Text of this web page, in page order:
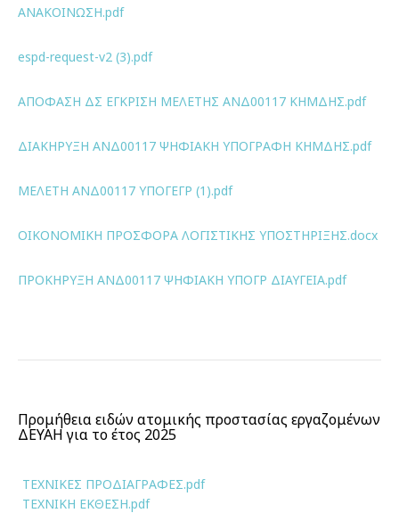
ΑΝΑΚΟΙΝΩΣΗ.pdf
espd-request-v2 (3).pdf
ΑΠΟΦΑΣΗ ΔΣ ΕΓΚΡΙΣΗ ΜΕΛΕΤΗΣ ΑΝΔ00117 ΚΗΜΔΗΣ.pdf
ΔΙΑΚΗΡΥΞΗ ΑΝΔ00117 ΨΗΦΙΑΚΗ ΥΠΟΓΡΑΦΗ ΚΗΜΔΗΣ.pdf
ΜΕΛΕΤΗ ΑΝΔ00117 ΥΠΟΓΕΓΡ (1).pdf
ΟΙΚΟΝΟΜΙΚΗ ΠΡΟΣΦΟΡΑ ΛΟΓΙΣΤΙΚΗΣ ΥΠΟΣΤΗΡΙΞΗΣ.docx
ΠΡΟΚΗΡΥΞΗ ΑΝΔ00117 ΨΗΦΙΑΚΗ ΥΠΟΓΡ ΔΙΑΥΓΕΙΑ.pdf
Προμήθεια ειδών ατομικής προστασίας εργαζομένων
ΔΕΥΑΗ για το έτος 2025
ΤΕΧΝΙΚΕΣ ΠΡΟΔΙΑΓΡΑΦΕΣ.pdf
ΤΕΧΝΙΚΗ ΕΚΘΕΣΗ.pdf